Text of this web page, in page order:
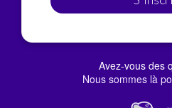
Avez-vous des
Nous sommes là